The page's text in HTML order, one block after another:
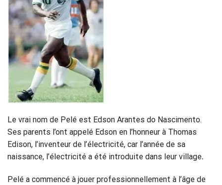
Le vrai nom de Pelé est Edson Arantes do Nascimento.
Ses parents l’ont appelé Edson en l’honneur à Thomas
Edison, l’inventeur de l’électricité, car l’année de sa
naissance, l’électricité a été introduite dans leur village.
Pelé a commencé à jouer professionnellement à l’âge de